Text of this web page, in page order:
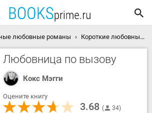
любовные романы Короткие любовные романы
Любовница по вызову
Кокс Мэгги
Оцените книгу
3.68 34